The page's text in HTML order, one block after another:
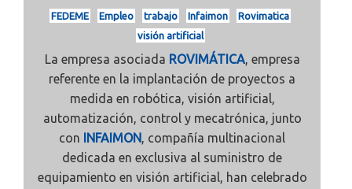
FEDEME Empleo trabajo Infaimon
Rovimatica
visión artificial
La empresa asociada ROVIMÁTICA, empresa
referente en la implantación de proyectos a
medida en robótica, visión artificial,
automatización, control y mecatrónica, junto
con INFAIMON, compañía multinacional
dedicada en exclusiva al suministro de
equipamiento en visión artificial, han celebrado